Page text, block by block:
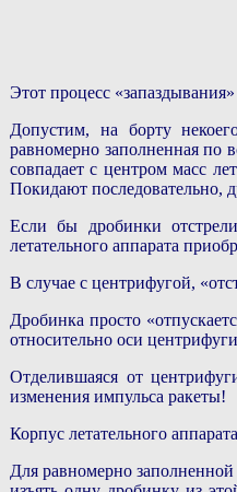
Этот процесс
Допустим, на борту
равномерно заполненная по
совпадает с центром масс
Покидают последовательно,
Если бы дробинки
летательного аппарата
В случае с центрифугой,
Дробинка просто
относительно оси
Отделившаяся от
изменения импульса ракеты!
Корпус летательного
Для равномерно